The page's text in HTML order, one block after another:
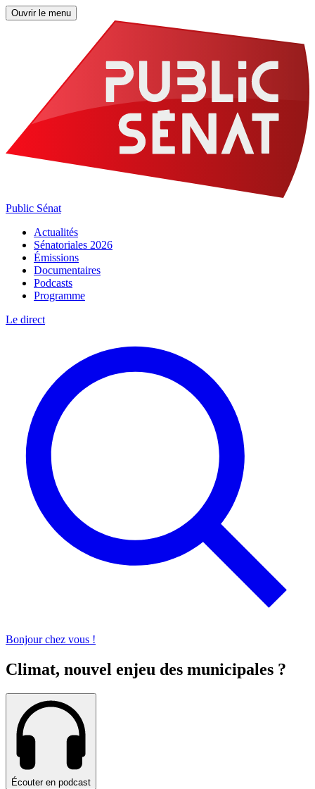
Ouvrir le menu
Public Sénat
Actualités
Sénatoriales 2026
Émissions
Documentaires
Podcasts
Programme
Le direct
Bonjour chez vous !
Climat, nouvel enjeu des municipales ?
Écouter en podcast